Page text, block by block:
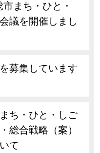
まち・ひと・
議を開催しまし
募集しています
ち・ひと・しご
総合戦略（案）
て